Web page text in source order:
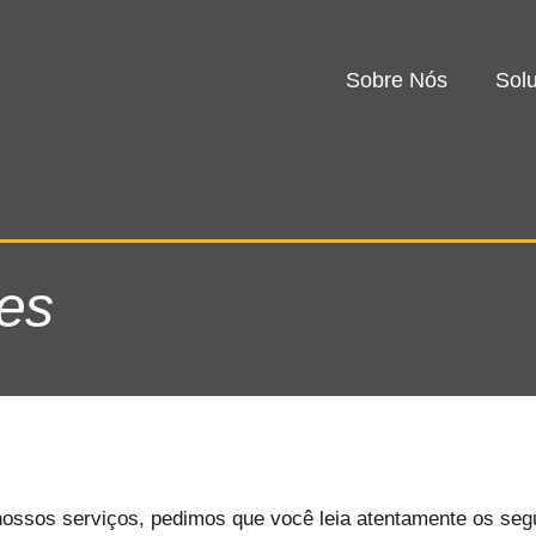
Sobre Nós
serviços, pedimos que você leia atentamente os